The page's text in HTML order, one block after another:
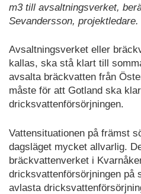
m3 till avsaltningsverket,
Sevandersson, projektledare.
Avsaltningsverket eller
kallas, ska stå klart till
avsalta bräckvatten från
måste för att Gotland ska
dricksvattenförsörjningen.
Vattensituationen på främst
dagsläget mycket allvarlig.
bräckvattenverket i
dricksvattenförsörjningen på
avlasta